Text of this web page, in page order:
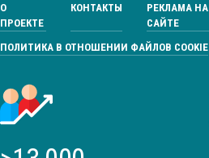
О
ПРОЕКТЕ
КОНТАКТЫ
РЕКЛАМА НА
САЙТЕ
ПОЛИТИКА В ОТНОШЕНИИ ФАЙЛОВ COOKIE